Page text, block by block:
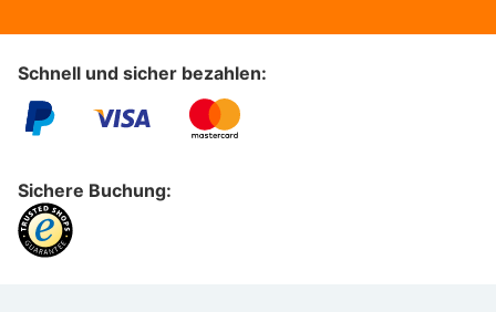
Schnell und sicher bezahlen:
Sichere Buchung: